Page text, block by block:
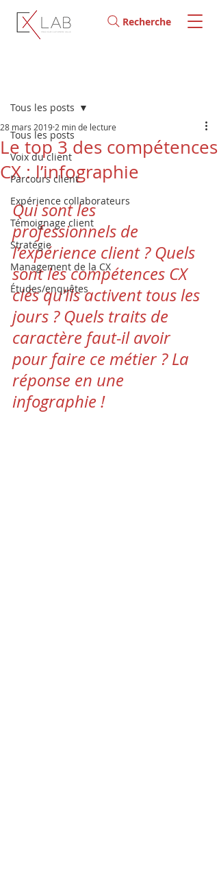
Recherche
Tous les posts
Voix du client
Parcours client
Expérience collaborateurs
Témoignage client
Stratégie
Management de la CX
Études/enquêtes
Tous les posts
Le top 3 des compétences
CX : l’infographie
28 mars 2019 2 min de lecture
Qui sont les
professionnels de
l’expérience client ? Quels
sont les compétences CX
clés qu’ils activent tous les
jours ? Quels traits de
caractère faut-il avoir
pour faire ce métier ? La
réponse en une
infographie !